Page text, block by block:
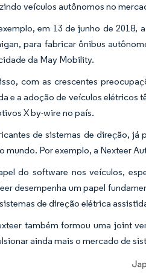
veículos autônomos no
em 13 de junho de 2018,
para fabricar ônibus
da May Mobility.
com as crescentes
e a adoção de veículos elétricos
X by-wire no país.
de sistemas de direção, já
mundo. Por exemplo, a Nexteer
do software nos veículos,
desempenha um papel
de direção elétrica
também formou uma joint
ainda mais o mercado de